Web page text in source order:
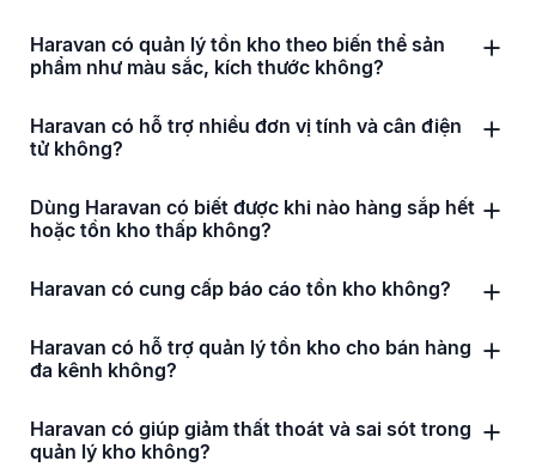
Haravan có quản lý tồn kho theo biến thể sản
phẩm như màu sắc, kích thước không?
Haravan có hỗ trợ nhiều đơn vị tính và cân điện
tử không?
Dùng Haravan có biết được khi nào hàng sắp hết
hoặc tồn kho thấp không?
Haravan có cung cấp báo cáo tồn kho không?
Haravan có hỗ trợ quản lý tồn kho cho bán hàng
đa kênh không?
Haravan có giúp giảm thất thoát và sai sót trong
quản lý kho không?